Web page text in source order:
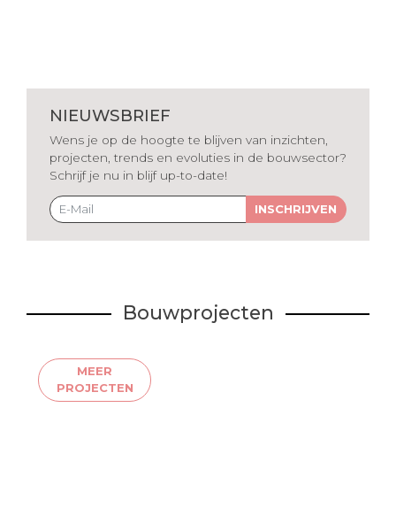
NIEUWSBRIEF
Wens je op de hoogte te blijven van inzichten,
projecten, trends en evoluties in de bouwsector?
Schrijf je nu in blijf up-to-date!
INSCHRIJVEN
Bouwprojecten
MEER
PROJECTEN